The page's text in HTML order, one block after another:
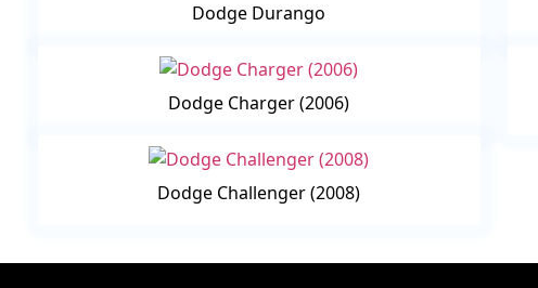
Dodge Durango
Dodge Charger (2006)
Dodge Challenger (2008)